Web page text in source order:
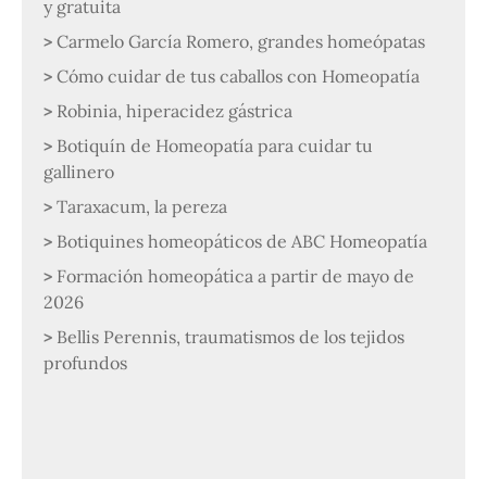
y gratuita
Carmelo García Romero, grandes homeópatas
Cómo cuidar de tus caballos con Homeopatía
Robinia, hiperacidez gástrica
Botiquín de Homeopatía para cuidar tu
gallinero
Taraxacum, la pereza
Botiquines homeopáticos de ABC Homeopatía
Formación homeopática a partir de mayo de
2026
Bellis Perennis, traumatismos de los tejidos
profundos